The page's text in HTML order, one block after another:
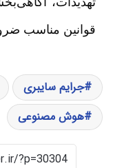
قوانین مناسب
جرایم سایبری
هوش مصنوعی